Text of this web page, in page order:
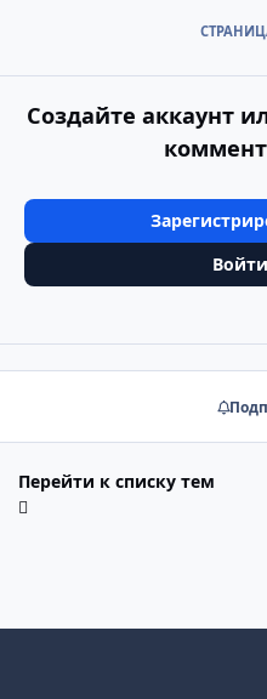
Создайте аккаунт
Перейти к списку тем